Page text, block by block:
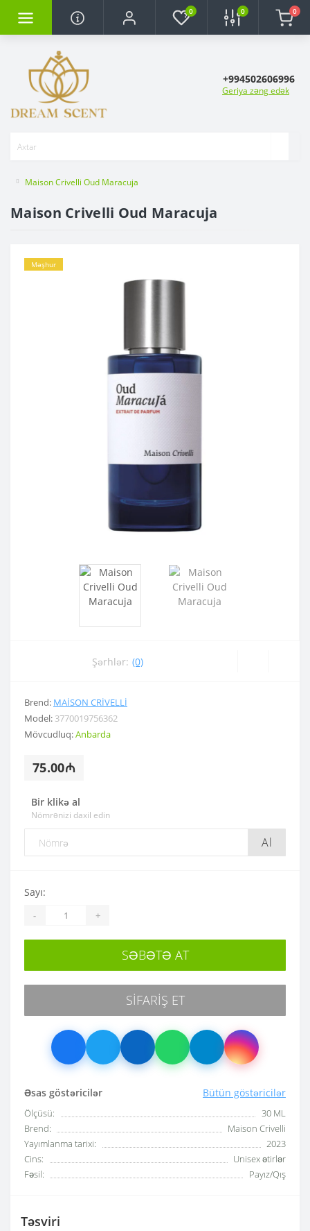
0 0 0
+994502606996
Geriya zəng edək
Maison Crivelli Oud Maracuja
Maison Crivelli Oud Maracuja
Məşhur
Şərhlər: (0)
Brend: MAISON CRIVELLI
Model: 3770019756362
Mövcudluq:Anbarda
75.00₼
Bir klikə al
Nömrənizi daxil edin
Al
Əsas göstəricilər Bütün göstəricilər
Ölçüsü:
30 ML
Brend:
Maison Crivelli
Yayımlanma tarixi:
2023
Cins:
Unisex ətirlər
Fəsil:
Payız/Qış
Sayı:
- +
SƏBƏTƏ AT
SIFARIŞ ET
Təsviri